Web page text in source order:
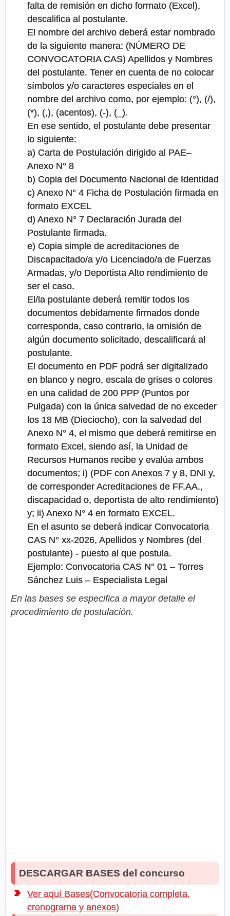
falta de remisión en dicho formato (Excel),
descalifica al postulante.
El nombre del archivo deberá estar nombrado
de la siguiente manera: (NÚMERO DE
CONVOCATORIA CAS) Apellidos y Nombres
del postulante. Tener en cuenta de no colocar
símbolos y/o caracteres especiales en el
nombre del archivo como, por ejemplo: (°), (/),
(*), (,), (acentos), (-), (_).
En ese sentido, el postulante debe presentar
lo siguiente:
a) Carta de Postulación dirigido al PAE–
Anexo N° 8
b) Copia del Documento Nacional de Identidad
c) Anexo N° 4 Ficha de Postulación firmada en
formato EXCEL
d) Anexo N° 7 Declaración Jurada del
Postulante firmada.
e) Copia simple de acreditaciones de
Discapacitado/a y/o Licenciado/a de Fuerzas
Armadas, y/o Deportista Alto rendimiento de
ser el caso.
El/la postulante deberá remitir todos los
documentos debidamente firmados donde
corresponda, caso contrario, la omisión de
algún documento solicitado, descalificará al
postulante.
El documento en PDF podrá ser digitalizado
en blanco y negro, escala de grises o colores
en una calidad de 200 PPP (Puntos por
Pulgada) con la única salvedad de no exceder
los 18 MB (Dieciocho), con la salvedad del
Anexo N° 4, el mismo que deberá remitirse en
formato Excel, siendo así, la Unidad de
Recursos Humanos recibe y evalúa ambos
documentos; i) (PDF con Anexos 7 y 8, DNI y,
de corresponder Acreditaciones de FF.AA.,
discapacidad o, deportista de alto rendimiento)
y; ii) Anexo N° 4 en formato EXCEL.
En el asunto se deberá indicar Convocatoria
CAS N° xx-2026, Apellidos y Nombres (del
postulante) - puesto al que postula.
Ejemplo: Convocatoria CAS N° 01 – Torres
Sánchez Luis – Especialista Legal
En las bases se especifica a mayor detalle el
procedimiento de postulación.
DESCARGAR BASES del concurso
Ver aquí Bases(Convocatoria completa,
cronograma y anexos)